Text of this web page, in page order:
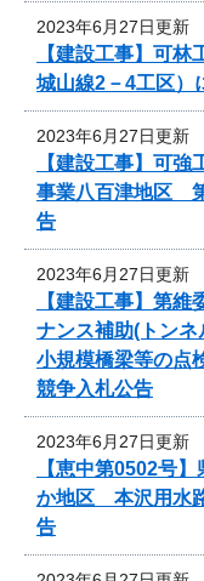
2023年6月27日更新
【建設工事】可
城山線2－4工区）
2023年6月27日更新
【建設工事】可
事業八百津地区
告
2023年6月27日更新
【建設工事】第
ナンス補助(トン
小規模橋梁等の点
競争入札公告
2023年6月27日更新
【恵中第0502号
か地区 本沢用水
告